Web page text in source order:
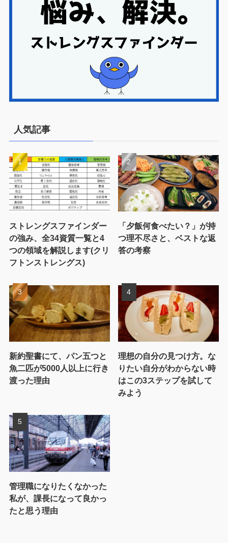
人気記事
ストレングスファインダー
の強み、全34資質一覧と4
つの領域を解説します(クリ
フトンストレングス)
「夕飯何食べたい？」が持
つ理不尽さと、ベストな返
答の考察
新約聖書にて、パン五つと
魚二匹が5000人以上に行き
渡った理由
理想の自分の見つけ方。な
りたい自分がわからない時
はこの3ステップを試して
みよう
管理職になりたくなかった
私が、課長になって良かっ
たと思う理由